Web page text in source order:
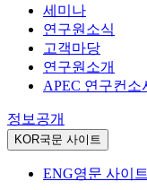
세미나
연구원소식
고객마당
연구원소개
APEC 연구컨소
정보공개
KOR국문 사이트
ENG영문 사이트